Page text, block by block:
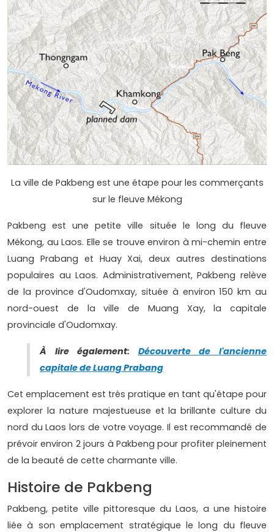
La ville de Pakbeng est une étape pour les commerçants
sur le fleuve Mékong
Pakbeng est une petite ville située le long du fleuve
Mékong, au Laos. Elle se trouve environ à mi-chemin entre
Luang Prabang et Huay Xai, deux autres destinations
populaires au Laos. Administrativement, Pakbeng relève
de la province d'Oudomxay, située à environ 150 km au
nord-ouest de la ville de Muang Xay, la capitale
provinciale d'Oudomxay.
À lire également: Découverte de l'ancienne
capitale de Luang Prabang
Cet emplacement est très pratique en tant qu'étape pour
explorer la nature majestueuse et la brillante culture du
nord du Laos lors de votre voyage. Il est recommandé de
prévoir environ 2 jours à Pakbeng pour profiter pleinement
de la beauté de cette charmante ville.
Histoire de Pakbeng
Pakbeng, petite ville pittoresque du Laos, a une histoire
liée à son emplacement stratégique le long du fleuve